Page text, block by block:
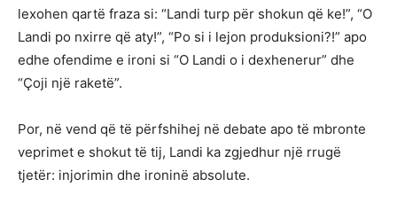
lexohen qartë fraza si: “Landi turp për shokun që ke!”, “O
Landi po nxirre që aty!”, “Po si i lejon produksioni?!” apo
edhe ofendime e ironi si “O Landi o i dexhenerur” dhe
“Çoji një raketë”.
Por, në vend që të përfshihej në debate apo të mbronte
veprimet e shokut të tij, Landi ka zgjedhur një rrugë
tjetër: injorimin dhe ironinë absolute.